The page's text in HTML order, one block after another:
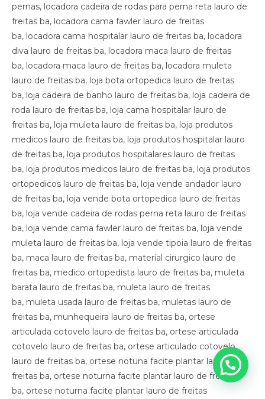
pernas, locadora cadeira de rodas para perna reta lauro de
freitas ba, locadora cama fawler lauro de freitas
ba, locadora cama hospitalar lauro de freitas ba, locadora
diva lauro de freitas ba, locadora maca lauro de freitas
ba, locadora maca lauro de freitas ba, locadora muleta
lauro de freitas ba, loja bota ortopedica lauro de freitas
ba, loja cadeira de banho lauro de freitas ba, loja cadeira de
roda lauro de freitas ba, loja cama hospitalar lauro de
freitas ba, loja muleta lauro de freitas ba, loja produtos
medicos lauro de freitas ba, loja produtos hospitalar lauro
de freitas ba, loja produtos hospitalares lauro de freitas
ba, loja produtos medicos lauro de freitas ba, loja produtos
ortopedicos lauro de freitas ba, loja vende andador lauro
de freitas ba, loja vende bota ortopedica lauro de freitas
ba, loja vende cadeira de rodas perna reta lauro de freitas
ba, loja vende cama fawler lauro de freitas ba, loja vende
muleta lauro de freitas ba, loja vende tipoia lauro de freitas
ba, maca lauro de freitas ba, material cirurgico lauro de
freitas ba, medico ortopedista lauro de freitas ba, muleta
barata lauro de freitas ba, muleta lauro de freitas
ba, muleta usada lauro de freitas ba, muletas lauro de
freitas ba, munhequeira lauro de freitas ba, ortese
articulada cotovelo lauro de freitas ba, ortese articulada
cotovelo lauro de freitas ba, ortese articulado cotovelo
lauro de freitas ba, ortese notuna facite plantar lauro de
freitas ba, ortese noturna facite plantar lauro de freitas
ba, ortese noturna facite plantar lauro de freitas